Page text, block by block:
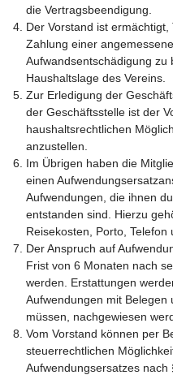
die Vertragsbeendigung.
Der Vorstand ist
Zahlung einer
Aufwandsentschädigung
Haushaltslage des Vereins.
Zur Erledigung der
der Geschäftsstelle ist der
haushaltsrechtlichen
anzustellen.
Im Übrigen haben die
einen
Aufwendungen, die ihnen
entstanden sind. Hierzu
Reisekosten, Porto, Telefon
Der Anspruch auf
Frist von 6 Monaten nach
werden. Erstattungen
Aufwendungen mit Belegen
müssen, nachgewiesen
Vom Vorstand können per
steuerrechtlichen
Aufwendungsersatzes nach